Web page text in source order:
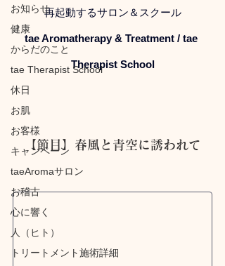
お知らせ
健康
からだのこと
tae Therapist School
休日
お肌
お客様
キャンペーン
taeAromaサロン
お稽古
心に響く
人（ヒト）
トリートメント施術詳細
再起動するサロン＆スクール
tae Aromatherapy & Treatment / tae
Therapist School
【節目】春風と青空に誘われて